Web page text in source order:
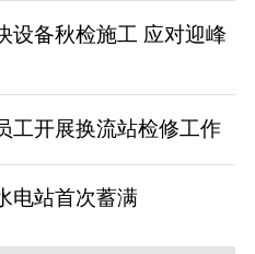
设备秋检施工 应对迎峰
工开展换流站检修工作
电站首次蓄满